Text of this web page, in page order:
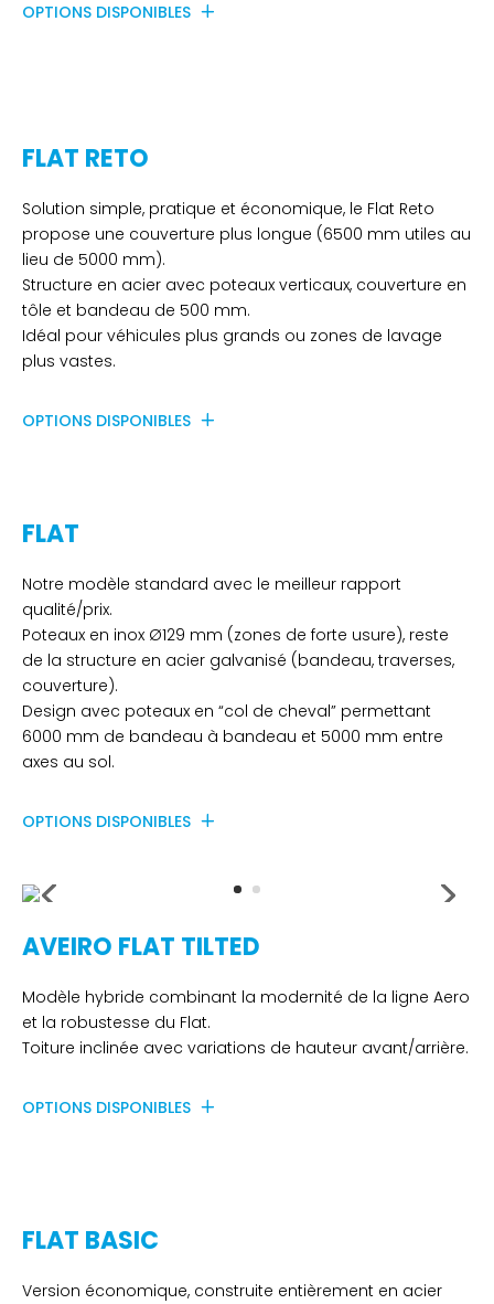
OPTIONS DISPONIBLES
FLAT RETO
Solution simple, pratique et économique, le Flat Reto
propose une couverture plus longue (6500 mm utiles au
lieu de 5000 mm).
Structure en acier avec poteaux verticaux, couverture en
tôle et bandeau de 500 mm.
Idéal pour véhicules plus grands ou zones de lavage
plus vastes.
OPTIONS DISPONIBLES
FLAT
Notre modèle standard avec le meilleur rapport
qualité/prix.
Poteaux en inox Ø129 mm (zones de forte usure), reste
de la structure en acier galvanisé (bandeau, traverses,
couverture).
Design avec poteaux en “col de cheval” permettant
6000 mm de bandeau à bandeau et 5000 mm entre
axes au sol.
OPTIONS DISPONIBLES
AVEIRO FLAT TILTED
Modèle hybride combinant la modernité de la ligne Aero
et la robustesse du Flat.
Toiture inclinée avec variations de hauteur avant/arrière.
OPTIONS DISPONIBLES
FLAT BASIC
Version économique, construite entièrement en acier